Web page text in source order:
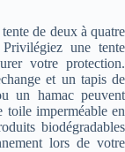
de deux à quatre
une tente
votre protection.
et un tapis de
un hamac peuvent
toile imperméable en
biodégradables
lors de votre